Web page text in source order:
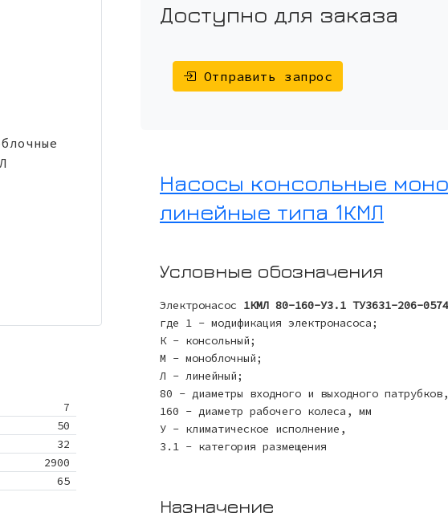
7
50
32
2900
65
Доступно для заказа
Отправить запрос
Насосы консольные
линейные типа 1КМЛ
Условные обозначения
Электронасос 1КМЛ 80-160-У3.1 ТУ3631-206-
где 1 - модификация электронасоса;
К - консольный;
М - моноблочный;
Л - линейный;
80 - диаметры входного и выходного
160 - диаметр рабочего колеса, мм
У - климатическое исполнение,
3.1 - категория размещения
Назначение